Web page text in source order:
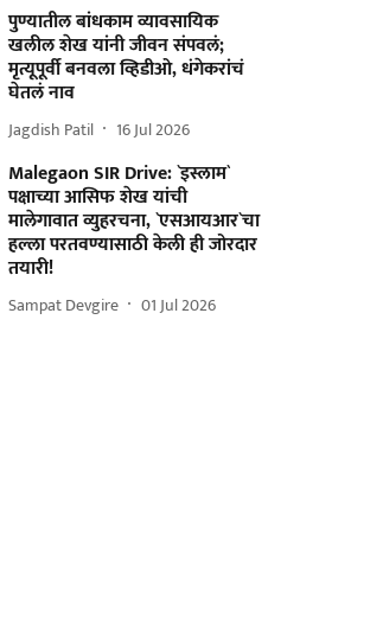
पुण्यातील बांधकाम व्यावसायिक
खलील शेख यांनी जीवन संपवलं;
मृत्यूपूर्वी बनवला व्हिडीओ, धंगेकरांचं
घेतलं नाव
Jagdish Patil 16 Jul 2026
Malegaon SIR Drive: `इस्लाम`
पक्षाच्या आसिफ शेख यांची
मालेगावात व्युहरचना, `एसआयआर`चा
हल्ला परतवण्यासाठी केली ही जोरदार
तयारी!
Sampat Devgire 01 Jul 2026